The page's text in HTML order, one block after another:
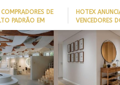
DE
PADRÃO EM
DADO REVELA
NOVO MILIONÁRIO
HOTEX
VENCEDORES
MAIORES
HOTELARIA